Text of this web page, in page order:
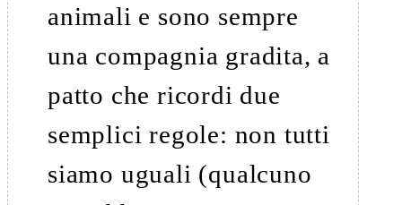
animali e sono sempre
una compagnia gradita, a
patto che ricordi due
semplici regole: non tutti
siamo uguali (qualcuno